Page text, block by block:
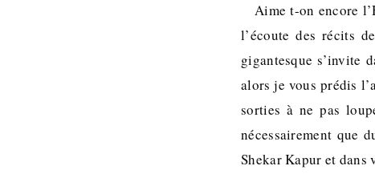
Aime t-on encore
l’écoute des récits
gigantesque s’invite
alors je vous prédis
sorties à ne pas
nécessairement que
Shekar Kapur et dans